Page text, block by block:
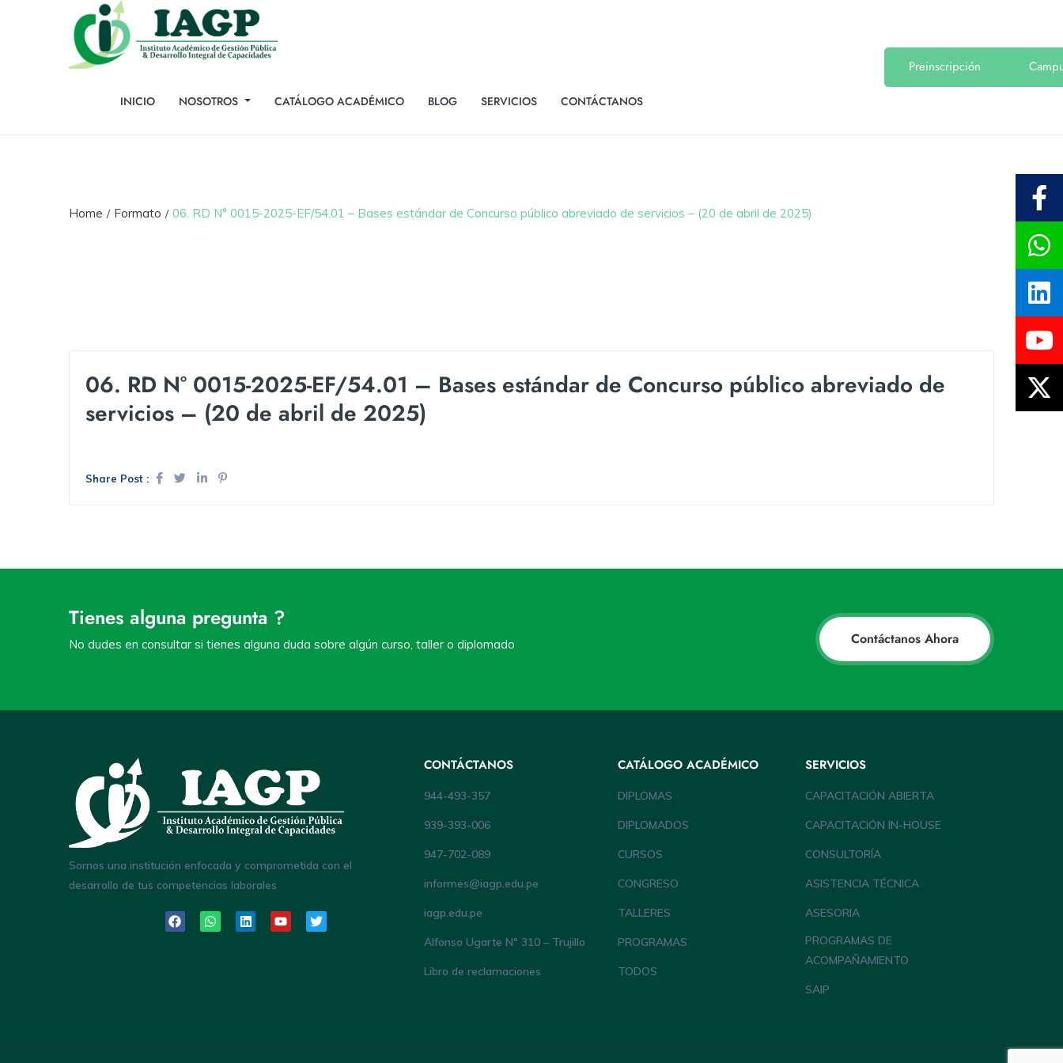
INICIO NOSOTROS CATÁLOGO ACADÉMICO BLOG SERVICIOS CONTÁCTANOS
Preinscripción
Home Formato 06. RD N° 0015-2025-EF/54.01 – Bases estándar de Concurso público abreviado de servicios – (20 de abril de 2025)
06. RD N° 0015-2025-EF/54.01 – Bases estándar de Concurso público abreviado de
servicios – (20 de abril de 2025)
Share Post :
Tienes alguna pregunta ?
No dudes en consultar si tienes alguna duda sobre algún curso, taller o diplomado Contáctanos Ahora
Somos una institución enfocada y comprometida con el
desarrollo de tus competencias laborales
CONTÁCTANOS
944-493-357
939-393-006
947-702-089
informes@iagp.edu.pe
iagp.edu.pe
Alfonso Ugarte Nº 310 – Trujillo
Libro de reclamaciones
CATÁLOGO ACADÉMICO
DIPLOMAS
DIPLOMADOS
CURSOS
CONGRESO
TALLERES
PROGRAMAS
TODOS
SERVICIOS
CAPACITACIÓN ABIERTA
CAPACITACIÓN IN-HOUSE
CONSULTORÍA
ASISTENCIA TÉCNICA
ASESORIA
PROGRAMAS DE
ACOMPAÑAMIENTO
SAIP